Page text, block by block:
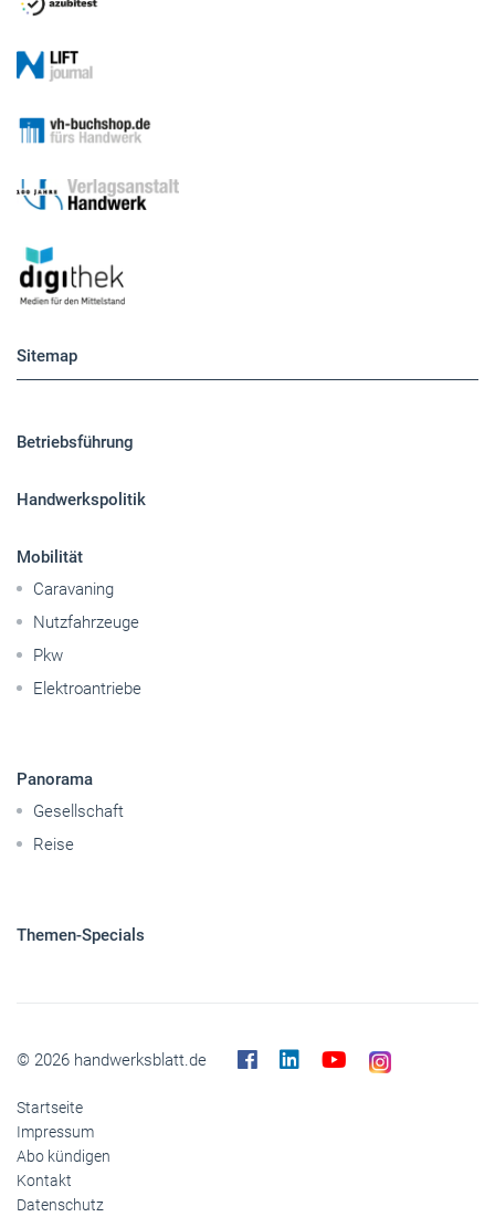
Sitemap
Betriebsführung
Handwerkspolitik
Mobilität
Caravaning
Nutzfahrzeuge
Pkw
Elektroantriebe
Panorama
Gesellschaft
Reise
Themen-Specials
© 2026 handwerksblatt.de
Startseite
Impressum
Abo kündigen
Kontakt
Datenschutz